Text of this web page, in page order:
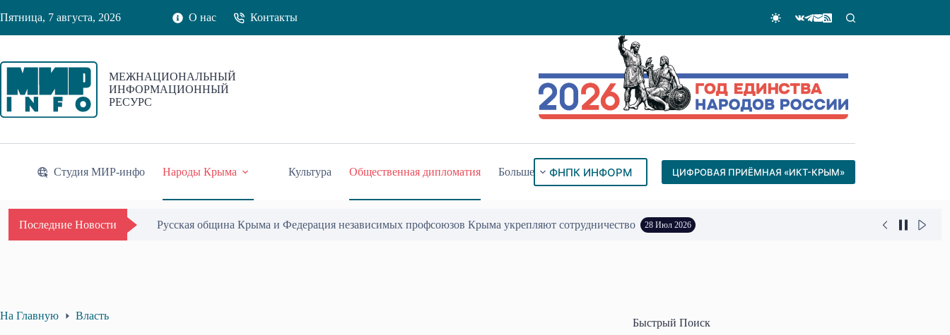
к
Пятница, 7 августа, 2026 О нас Контакты
МЕЖНАЦИОНАЛЬНЫЙ
ИНФОРМАЦИОННЫЙ
РЕСУРС
Студия МИР-инфо Народы Крыма Культура Общественная дипломатия Больше ФНПК ИНФОРМ ЦИФРОВАЯ ПРИЁМНАЯ «ИКТ-КРЫМ»
Последние Новости Одиссей Пипия удостоен Почётного знака «За гражданское служение» 17 Июл 2026
На Главную Власть
Быстрый Поиск